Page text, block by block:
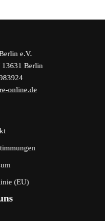
e.V.
13631 Berlin
online.de
(EU)